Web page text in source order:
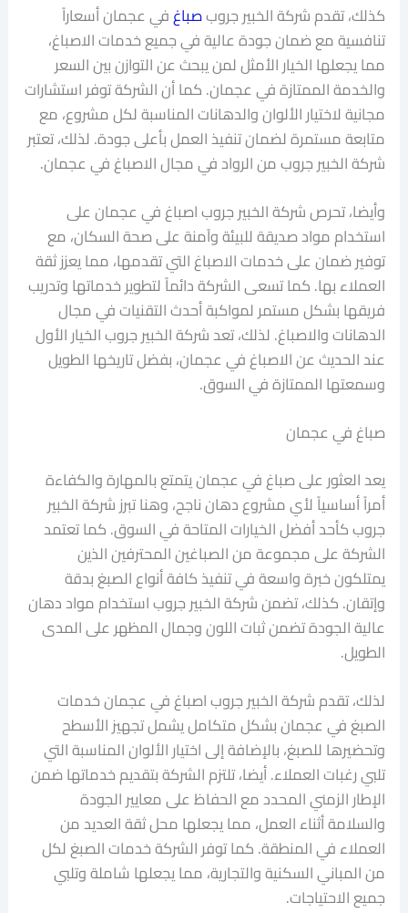
كذلك، تقدم شركة الخبير جروبصباغفي عجمان أسعاراً
تنافسية مع ضمان جودة عالية في جميع خدمات الاصباغ،
مما يجعلها الخيار الأمثل لمن يبحث عن التوازن بين السعر
والخدمة الممتازة في عجمان. كما أن الشركة توفر استشارات
مجانية لاختيار الألوان والدهانات المناسبة لكل مشروع، مع
متابعة مستمرة لضمان تنفيذ العمل بأعلى جودة. لذلك، تعتبر
شركة الخبير جروب من الرواد في مجال الاصباغ في عجمان.
وأيضا، تحرص شركة الخبير جروب اصباغ في عجمان على
استخدام مواد صديقة للبيئة وآمنة على صحة السكان، مع
توفير ضمان على خدمات الاصباغ التي تقدمها، مما يعزز ثقة
العملاء بها. كما تسعى الشركة دائماً لتطوير خدماتها وتدريب
فريقها بشكل مستمر لمواكبة أحدث التقنيات في مجال
الدهانات والاصباغ. لذلك، تعد شركة الخبير جروب الخيار الأول
عند الحديث عن الاصباغ في عجمان، بفضل تاريخها الطويل
وسمعتها الممتازة في السوق.
صباغ في عجمان
يعد العثور على صباغ في عجمان يتمتع بالمهارة والكفاءة
أمراً أساسياً لأي مشروع دهان ناجح، وهنا تبرز شركة الخبير
جروب كأحد أفضل الخيارات المتاحة في السوق. كما تعتمد
الشركة على مجموعة من الصباغين المحترفين الذين
يمتلكون خبرة واسعة في تنفيذ كافة أنواع الصبغ بدقة
وإتقان. كذلك، تضمن شركة الخبير جروب استخدام مواد دهان
عالية الجودة تضمن ثبات اللون وجمال المظهر على المدى
الطويل.
لذلك، تقدم شركة الخبير جروب اصباغ في عجمان خدمات
الصبغ في عجمان بشكل متكامل يشمل تجهيز الأسطح
وتحضيرها للصبغ، بالإضافة إلى اختيار الألوان المناسبة التي
تلبي رغبات العملاء. أيضا، تلتزم الشركة بتقديم خدماتها ضمن
الإطار الزمني المحدد مع الحفاظ على معايير الجودة
والسلامة أثناء العمل، مما يجعلها محل ثقة العديد من
العملاء في المنطقة. كما توفر الشركة خدمات الصبغ لكل
من المباني السكنية والتجارية، مما يجعلها شاملة وتلبي
جميع الاحتياجات.